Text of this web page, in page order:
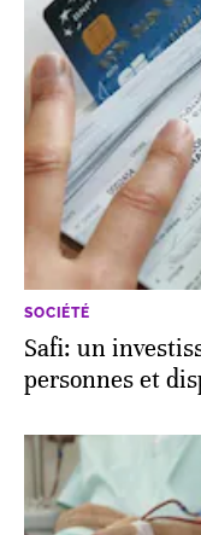
SOCIÉTÉ
Safi: un
personnes et